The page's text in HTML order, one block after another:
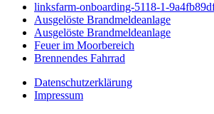
linksfarm-onboarding-5118-1-
Ausgelöste Brandmeldeanlage
Ausgelöste Brandmeldeanlage
Feuer im Moorbereich
Brennendes Fahrrad
Datenschutzerklärung
Impressum